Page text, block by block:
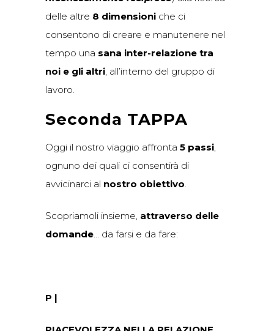
delle altre 8 dimensioni che ci
consentono di creare e manutenere nel
tempo una sana inter-relazione tra
noi e gli altri , all’interno del gruppo di
lavoro.
Seconda TAPPA
Oggi il nostro viaggio affronta 5 passi
ognuno dei quali ci consentirà di
avvicinarci al nostro obiettivo
Scopriamoli insieme, attraverso delle
domande … da farsi e da fare:
P |